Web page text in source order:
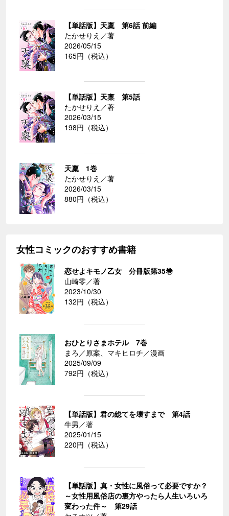
【単話版】天稟 第6話 前編
たかせりえ／著
2026/05/15
165円（税込）
【単話版】天稟 第5話
たかせりえ／著
2026/03/15
198円（税込）
天稟 1巻
たかせりえ／著
2026/03/15
880円（税込）
女性コミックのおすすめ書籍
恋せよキモノ乙女 分冊版第35巻
山崎零／著
2023/10/30
132円（税込）
おひとりさまホテル 7巻
まろ／原案、マキヒロチ／漫画
2025/09/09
792円（税込）
【単話版】君の総てを壊すまで 第4話
牛男／著
2025/01/15
220円（税込）
【単話版】真・女性に風俗って必要ですか？
～女性用風俗店の裏方やったら人生いろいろ
変わった件～ 第29話